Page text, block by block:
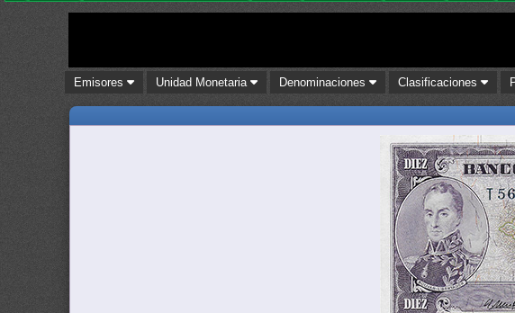
Emisores Unidad Monetaria Denominaciones Clasificaciones